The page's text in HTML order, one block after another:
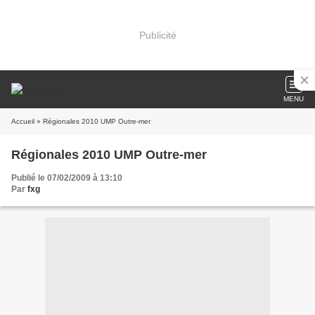
Publicité
MENU
Accueil » Régionales 2010 UMP Outre-mer
Régionales 2010 UMP Outre-mer
Publié le 07/02/2009 à 13:10
Par fxg